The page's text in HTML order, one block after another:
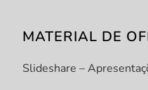
MATERIAL DE
Slideshare –